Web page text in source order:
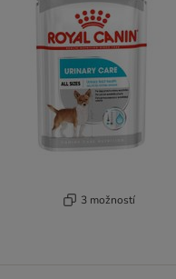
3 možností